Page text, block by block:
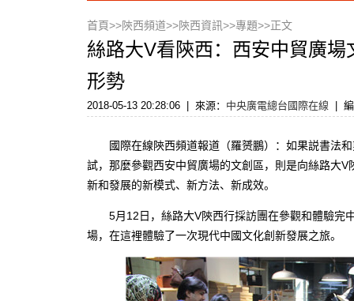
首頁>>陝西頻道>>陝西資訊>>專題>>正文
絲路大V看陝西：西安中貿廣
形勢
2018-05-13 20:28:06 來源： 中央廣電總台國際在線
國際在線陝西頻道報道（羅赟鵬）：如果説書法和
試，那麼參觀西安中貿廣場的文創區，則是向絲路大
新和發展的新模式、新方法、新成效。
5月12日，絲路大V陝西行採訪團在參觀和體驗完
場，在這裡體驗了一次現代中國文化創新發展之旅。